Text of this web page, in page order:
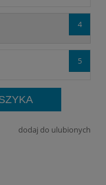
4
5
dodaj do ulubionych